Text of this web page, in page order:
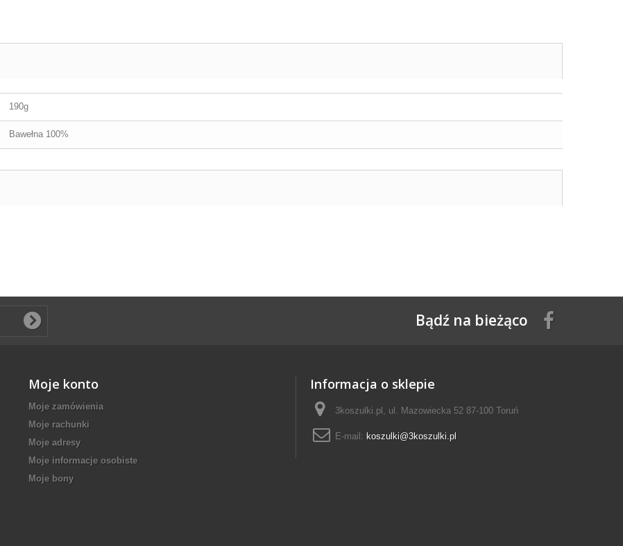
190g
Bawełna 100%
Bądź na bieżąco
Moje konto
Moje zamówienia
Moje rachunki
Moje adresy
Moje informacje osobiste
Moje bony
Informacja o sklepie
3koszulki.pl, ul. Mazowiecka 52 87-100 Toruń
E-mail: koszulki@3koszulki.pl